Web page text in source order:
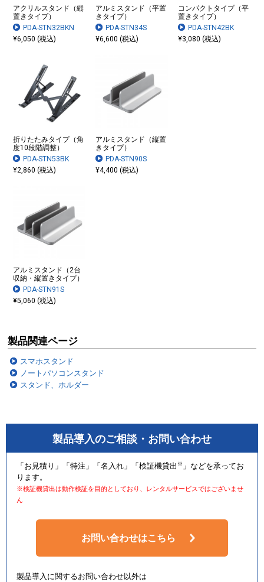
アクリルスタンド（縦
置きタイプ）
PDA-STN32BKN
¥6,050 (税込)
アルミスタンド（平置
きタイプ）
PDA-STN34S
¥6,600 (税込)
コンパクトタイプ（平
置きタイプ）
PDA-STN42BK
¥3,080 (税込)
折りたたみタイプ（角
度10段階調整）
PDA-STN53BK
¥2,860 (税込)
アルミスタンド（縦置
きタイプ）
PDA-STN90S
¥4,400 (税込)
アルミスタンド（2台
収納・縦置きタイプ）
PDA-STN91S
¥5,060 (税込)
製品関連ページ
スマホスタンド
ノートパソコンスタンド
スタンド、ホルダー
製品導入のご相談・お問い合わせ
「お見積り」「特注」「名入れ」「検証機貸出 ※ 」などを承ってお
ります。
※検証機貸出は動作検証を目的としており、レンタルサービスではございませ
ん
お問い合わせはこちら
製品導入に関するお問い合わせ以外は